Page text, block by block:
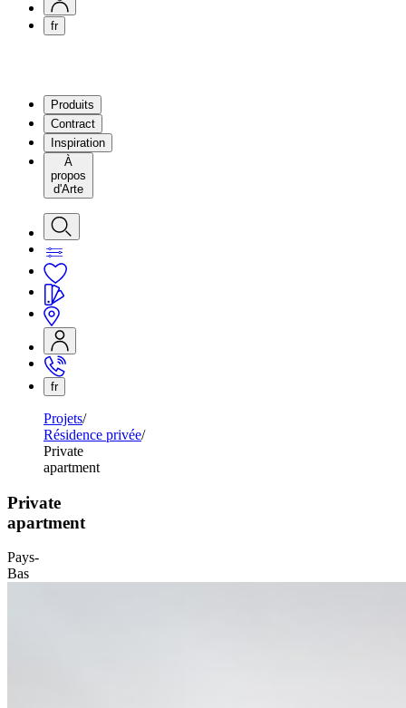
fr
Produits
Contract
Inspiration
À
propos
d'Arte
fr
Projets
Résidence privée
Private
apartment
Private
apartment
Pays-
Bas